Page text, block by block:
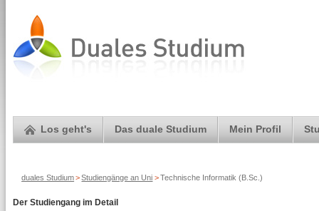
Los geht's Das duale Studium Mein Profil
duales Studium> Studiengänge an Uni >Technische Informatik (B.Sc.)
Der Studiengang im Detail